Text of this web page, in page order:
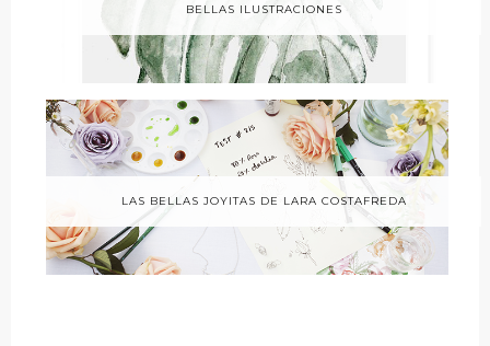
BELLAS ILUSTRACIONES
LAS BELLAS JOYITAS DE LARA COSTAFREDA